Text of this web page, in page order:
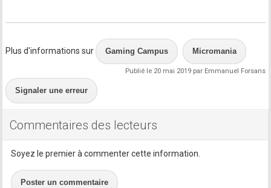
Plus d'informations sur Gaming Campus Micromania
Publié le 20 mai 2019 par Emmanuel Forsans
Signaler une erreur
Commentaires des lecteurs
Soyez le premier à commenter cette information.
Poster un commentaire